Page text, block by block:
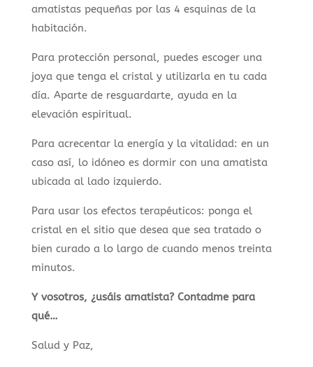
amatistas pequeñas por las 4 esquinas de la
habitación.
Para protección personal, puedes escoger una
joya que tenga el cristal y utilizarla en tu cada
día. Aparte de resguardarte, ayuda en la
elevación espiritual.
Para acrecentar la energía y la vitalidad: en un
caso así, lo idóneo es dormir con una amatista
ubicada al lado izquierdo.
Para usar los efectos terapéuticos: ponga el
cristal en el sitio que desea que sea tratado o
bien curado a lo largo de cuando menos treinta
minutos.
Y vosotros, ¿usáis amatista? Contadme para
qué…
Salud y Paz,